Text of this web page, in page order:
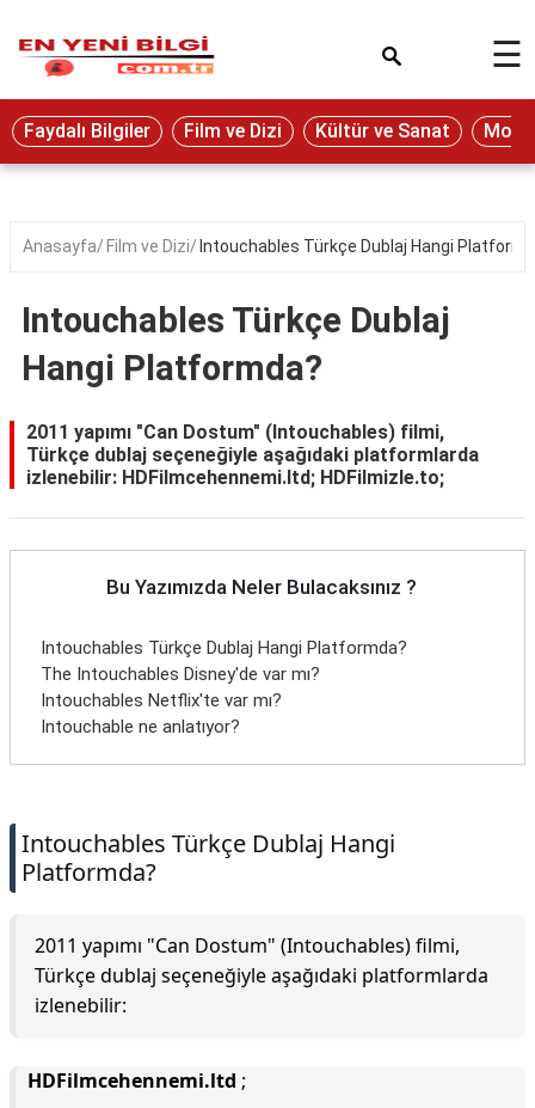
Eğitim
Ekonomi
Seyahat
Oyun
Yaşam
Hukuk
Blog
☰
Faydalı Bilgiler Film ve Dizi Kültür ve Sanat
Anasayfa Film ve Dizi Intouchables Türkçe Dublaj Hangi
Intouchables Türkçe Dublaj
Hangi Platformda?
2011 yapımı "Can Dostum" (Intouchables) filmi,
Türkçe dublaj seçeneğiyle aşağıdaki platformlarda
izlenebilir: HDFilmcehennemi.ltd; HDFilmizle.to;
Bu Yazımızda Neler Bulacaksınız ?
Intouchables Türkçe Dublaj Hangi Platformda?
The Intouchables Disney'de var mı?
Intouchables Netflix'te var mı?
Intouchable ne anlatıyor?
Intouchables Türkçe Dublaj Hangi
Platformda?
2011 yapımı "Can Dostum" (Intouchables) filmi,
Türkçe dublaj seçeneğiyle aşağıdaki platformlarda
izlenebilir:
HDFilmcehennemi.ltd ;